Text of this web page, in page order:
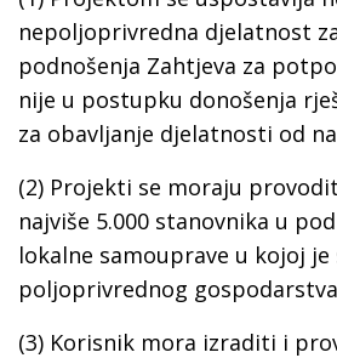
nepoljoprivredna djelatnost
podnošenja Zahtjeva za
nije u postupku donošenja
za obavljanje djelatnosti od
(2) Projekti se moraju
najviše 5.000 stanovnika u
lokalne samouprave u kojoj je
poljoprivrednog
(3) Korisnik mora izraditi i